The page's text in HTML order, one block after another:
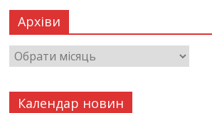
Архіви
Календар новин